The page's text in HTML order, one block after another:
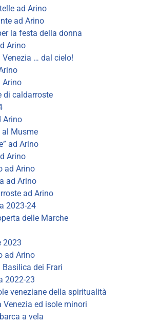
ad Arino
ad Arino
la festa della donna
Arino
… dal cielo!
Arino
di caldarroste
Arino
Musme
ad Arino
Arino
ad Arino
ad Arino
ad Arino
2023-24
delle Marche
2023
ad Arino
dei Frari
2022-23
veneziane della spiritualità
Venezia ed isole minori
a vela